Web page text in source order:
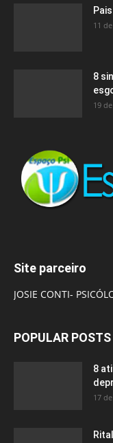
11
8
19
Site parceiro
JOSIE CONTI-
POPULAR POSTS
8
17